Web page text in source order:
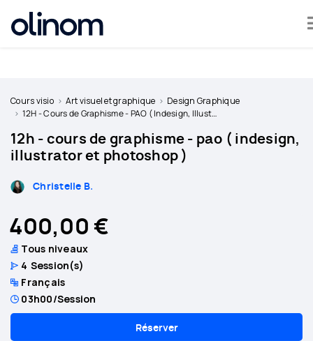
professeur
Se
connecter
Cours visio Art visuel et graphique
Design Graphique
12H - Cours de Graphisme - PAO ( Indesign, Illustrator et Photoshop )
12h - cours de graphisme - pao ( indesign,
illustrator et photoshop )
Christelle B.
400,00 €
Tous niveaux
4 Session(s)
Français
03h00/Session
Réserver
Olinom™ respecte votre vie privée